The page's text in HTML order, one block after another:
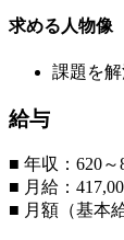
求める人物像
課題を
給与
■ 年収：620～
■ 月給：
■ 月額（基本